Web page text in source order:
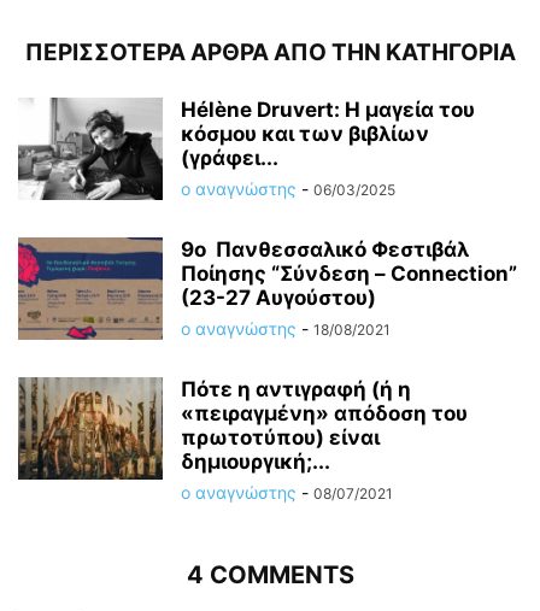
ΠΕΡΙΣΣΟΤΕΡΑ ΑΡΘΡΑ ΑΠΟ ΤΗΝ ΚΑΤΗΓΟΡΙΑ
Hélène Druvert: Η μαγεία του
κόσμου και των βιβλίων
(γράφει...
ο αναγνώστης - 06/03/2025
9ο Πανθεσσαλικό Φεστιβάλ
Ποίησης “Σύνδεση – Connection”
(23-27 Αυγούστου)
ο αναγνώστης - 18/08/2021
Πότε η αντιγραφή (ή η
«πειραγμένη» απόδοση του
πρωτοτύπου) είναι
δημιουργική;...
ο αναγνώστης - 08/07/2021
4 COMMENTS